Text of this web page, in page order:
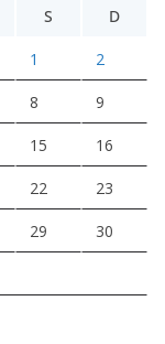
S D
1 2
8 9
15 16
22 23
29 30